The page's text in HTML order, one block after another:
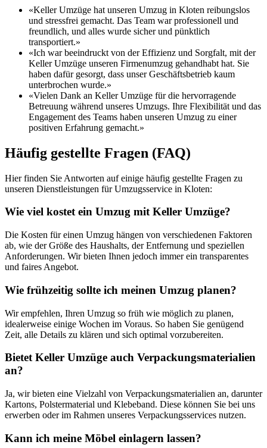
«Keller Umzüge hat unseren Umzug in Kloten reibungslos
und stressfrei gemacht. Das Team war professionell und
freundlich, und alles wurde sicher und pünktlich
transportiert.»
«Ich war beeindruckt von der Effizienz und Sorgfalt, mit der
Keller Umzüge unseren Firmenumzug gehandhabt hat. Sie
haben dafür gesorgt, dass unser Geschäftsbetrieb kaum
unterbrochen wurde.»
«Vielen Dank an Keller Umzüge für die hervorragende
Betreuung während unseres Umzugs. Ihre Flexibilität und das
Engagement des Teams haben unseren Umzug zu einer
positiven Erfahrung gemacht.»
Häufig gestellte Fragen (FAQ)
Hier finden Sie Antworten auf einige häufig gestellte Fragen zu
unseren Dienstleistungen für Umzugsservice in Kloten:
Wie viel kostet ein Umzug mit Keller Umzüge?
Die Kosten für einen Umzug hängen von verschiedenen Faktoren
ab, wie der Größe des Haushalts, der Entfernung und speziellen
Anforderungen. Wir bieten Ihnen jedoch immer ein transparentes
und faires Angebot.
Wie frühzeitig sollte ich meinen Umzug planen?
Wir empfehlen, Ihren Umzug so früh wie möglich zu planen,
idealerweise einige Wochen im Voraus. So haben Sie genügend
Zeit, alle Details zu klären und sich optimal vorzubereiten.
Bietet Keller Umzüge auch Verpackungsmaterialien
an?
Ja, wir bieten eine Vielzahl von Verpackungsmaterialien an, darunter
Kartons, Polstermaterial und Klebeband. Diese können Sie bei uns
erwerben oder im Rahmen unseres Verpackungsservices nutzen.
Kann ich meine Möbel einlagern lassen?